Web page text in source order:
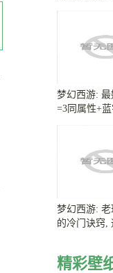
梦幻西游:
=3同属性+
梦幻西游:
的冷门诀窍,
精彩壁